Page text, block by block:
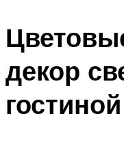
декор
гостиной